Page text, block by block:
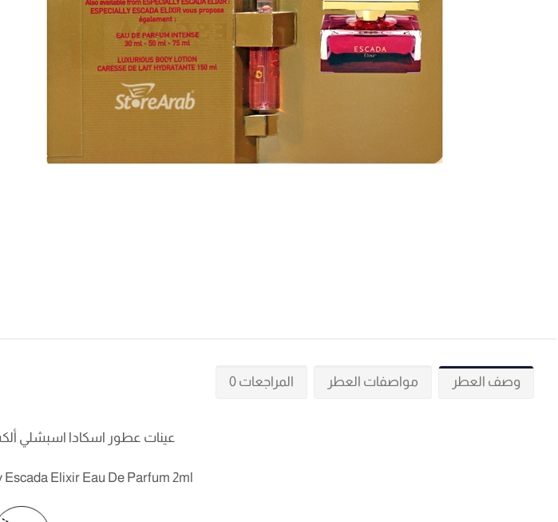
وصف العطر مواصفات العطر المراجعات 0
عينات عطور اسكادا اسبشلي
Elixir Eau De Parfum 2ml